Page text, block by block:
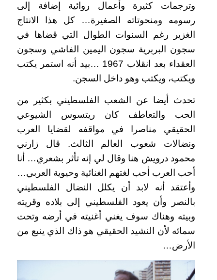
وترجمات كثيرة وأعمال روائية إضافة إلى
رسومه ومنحوتاته الصغيرة… كل هذا الانتاج
الغزير رغم السنوات الطوال التي قضاها في
سجون البربرية سجون اليمين الفاشي وسجون
العقداء بعد انقلاب 1967 …بيد أنه استمر يكتب
ويكتب، ويكتب وهو داخل السجن.
تحدث أيضا عن الشعب الفلسطيني بكثير من
الحب والتعاطف كان ريتسوس الشيوعي
الحقيقي مناصرا في مواقفه لقضايا العرب
ونضالات شعوب العالم الثالث. قال زارني
محمود درويش هنا وقال لي إنه تأثر بشعري… أنا
أحب العرب أحب لغتهم الغنائية وحيوية العربي…
وأعتقد أنه لابد أن يكلل النضال الفلسطيني
بالنصر وأن يعود الفلسطيني إلى بلاده وقريته
وبيته وهناك سوف يغني أغنيته في أرضه وتحت
سمائه لأن النشيد الحقيقي هو ذاك الذي ينبع من
الأرض…